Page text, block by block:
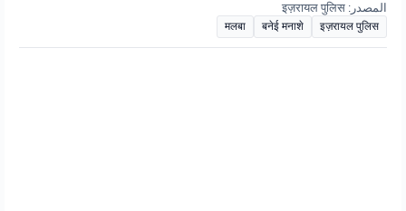
المصدر: इज़रायल पुलिस
इज़रायल पुलिस
बनेई मनाशे
मलबा